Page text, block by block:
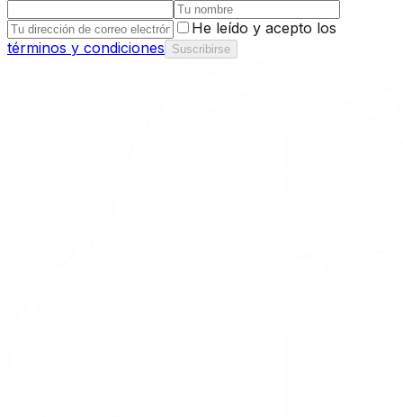
He leído y acepto los
términos y condiciones
Suscribirse